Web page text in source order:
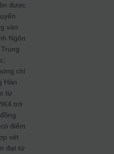
được
vào
Ngôn
chỉ
Hàn
từ
trở
điểm
xét
đạt từ